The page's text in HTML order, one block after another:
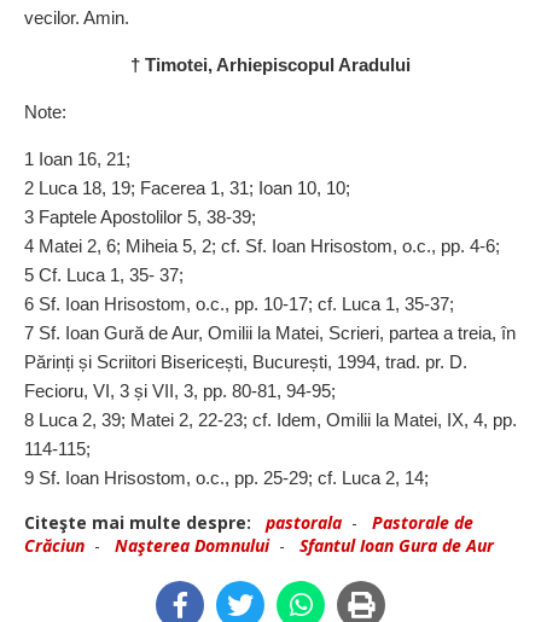
vecilor. Amin.
† Timotei, Arhiepiscopul Aradului
Note:
1 Ioan 16, 21;
2 Luca 18, 19; Facerea 1, 31; Ioan 10, 10;
3 Faptele Apostolilor 5, 38-39;
4 Matei 2, 6; Miheia 5, 2; cf. Sf. Ioan Hrisostom, o.c., pp. 4-6;
5 Cf. Luca 1, 35- 37;
6 Sf. Ioan Hrisostom, o.c., pp. 10-17; cf. Luca 1, 35-37;
7 Sf. Ioan Gură de Aur, Omilii la Matei, Scrieri, partea a treia, în
Părinți și Scriitori Bisericești, București, 1994, trad. pr. D.
Fecioru, VI, 3 și VII, 3, pp. 80-81, 94-95;
8 Luca 2, 39; Matei 2, 22-23; cf. Idem, Omilii la Matei, IX, 4, pp.
114-115;
9 Sf. Ioan Hrisostom, o.c., pp. 25-29; cf. Luca 2, 14;
Citeşte mai multe despre: pastorala - Pastorale de
Crăciun - Naşterea Domnului- Sfantul Ioan Gura de Aur